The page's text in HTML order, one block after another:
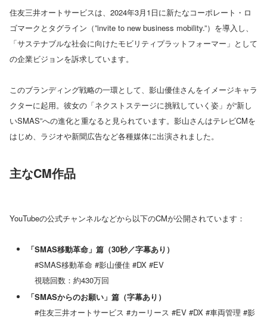
住友三井オートサービスは、2024年3月1日に新たなコーポレート・ロ
ゴマークとタグライン（”invite to new business mobility.”）を導入し、
「サステナブルな社会に向けたモビリティプラットフォーマー」として
の企業ビジョンを訴求しています。
このブランディング戦略の一環として、影山優佳さんをイメージキャラ
クターに起用。彼女の「ネクストステージに挑戦していく姿」が“新し
いSMAS”への進化と重なると見られています。影山さんはテレビCMを
はじめ、ラジオや新聞広告など各種媒体に出演されました。
主なCM作品
YouTubeの公式チャンネルなどから以下のCMが公開されています：
「SMAS移動革命」篇（30秒／字幕あり）
#SMAS移動革命 #影山優佳 #DX #EV
視聴回数：約430万回
「SMASからのお願い」篇（字幕あり）
#住友三井オートサービス #カーリース #EV #DX #車両管理 #影